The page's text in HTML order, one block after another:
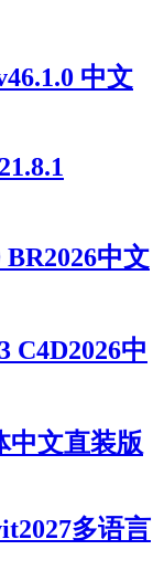
中文
BR2026中文
C4D2026中
中文直装版
多语言